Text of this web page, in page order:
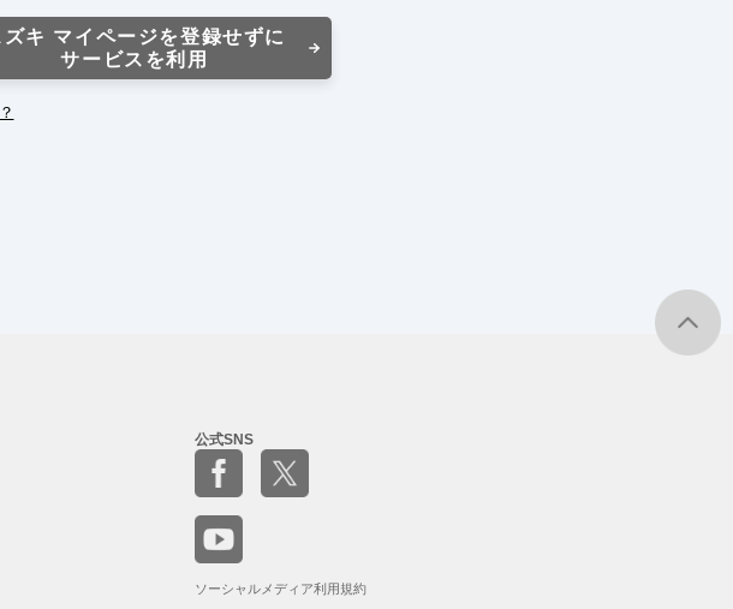
ズキ マイページを登録せずに
サービスを利用
公式SNS
ソーシャルメディア利用規約